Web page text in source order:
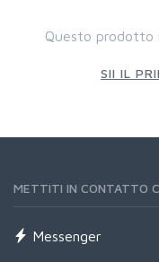
Questo prodotto
SII IL
METTITI IN CONTATTO
Messenger